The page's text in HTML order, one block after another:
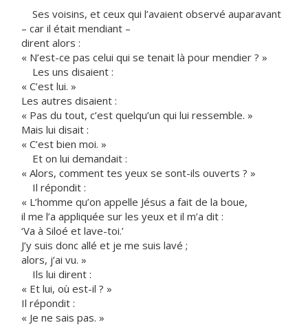
Ses voisins, et ceux qui l’avaient observé auparavant
– car il était mendiant –
dirent alors :
« N’est-ce pas celui qui se tenait là pour mendier ? »
Les uns disaient :
« C’est lui. »
Les autres disaient :
« Pas du tout, c’est quelqu’un qui lui ressemble. »
Mais lui disait :
« C’est bien moi. »
Et on lui demandait :
« Alors, comment tes yeux se sont-ils ouverts ? »
Il répondit :
« L’homme qu’on appelle Jésus a fait de la boue,
il me l’a appliquée sur les yeux et il m’a dit :
‘Va à Siloé et lave-toi.’
J’y suis donc allé et je me suis lavé ;
alors, j’ai vu. »
Ils lui dirent :
« Et lui, où est-il ? »
Il répondit :
« Je ne sais pas. »